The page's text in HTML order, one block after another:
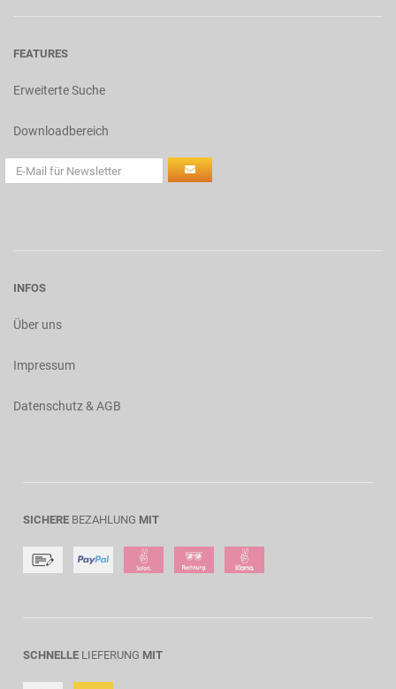
FEATURES
Erweiterte Suche
Downloadbereich
INFOS
Über uns
Impressum
Datenschutz & AGB
SICHERE BEZAHLUNG MIT
SCHNELLE LIEFERUNG MIT